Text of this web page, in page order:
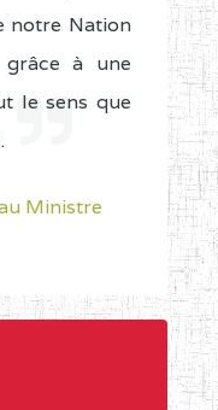
notre Nation
à une
le sens que
Ministre